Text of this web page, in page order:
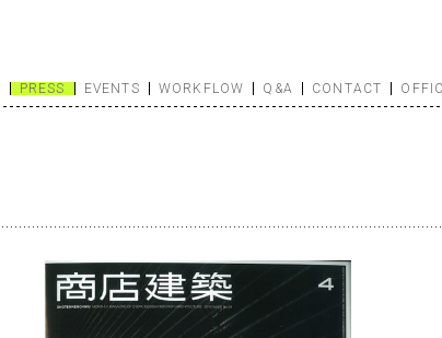
PRESS EVENTS WORKFLOW Q&A CONTACT